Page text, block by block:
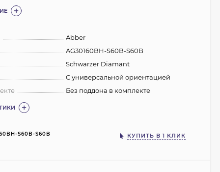
Abber
AG30160BH-S60B-S60B
Schwarzer Diamant
С универсальной ориентацией
Без поддона в комплекте
S60B-S60B КУПИТЬ В 1 КЛИК